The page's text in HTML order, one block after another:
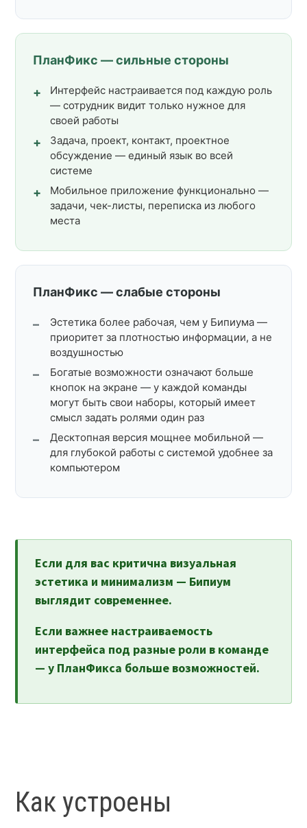
ПланФикс — сильные стороны
Интерфейс настраивается под каждую роль
— сотрудник видит только нужное для
своей работы
Задача, проект, контакт, проектное
обсуждение — единый язык во всей
системе
Мобильное приложение функционально —
задачи, чек-листы, переписка из любого
места
ПланФикс — слабые стороны
Эстетика более рабочая, чем у Бипиума —
приоритет за плотностью информации, а не
воздушностью
Богатые возможности означают больше
кнопок на экране — у каждой команды
могут быть свои наборы, который имеет
смысл задать ролями один раз
Десктопная версия мощнее мобильной —
для глубокой работы с системой удобнее за
компьютером
Если для вас критична визуальная
эстетика и минимализм — Бипиум
выглядит современнее.
Если важнее настраиваемость
интерфейса под разные роли в команде
— у ПланФикса больше возможностей.
Как устроены